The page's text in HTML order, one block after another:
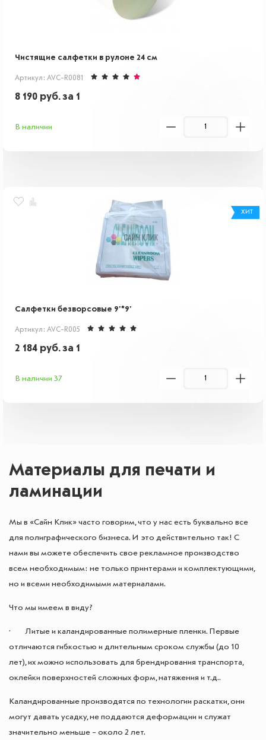
Чистящие салфетки в рулоне 24 см
Артикул: AVC-R0081
8 190 руб.за 1
В наличии
ХИТ
Салфетки безворсовые 9'*9'
Артикул: AVC-R005
2 184 руб.за 1
В наличии 37
Материалы для печати и
ламинации
Мы в «Сайн Клик» часто говорим, что у нас есть буквально все
для полиграфического бизнеса. И это действительно так! С
нами вы можете обеспечить свое рекламное производство
всем необходимым: не только принтерами и комплектующими,
но и всеми необходимыми материалами.
Что мы имеем в виду?
· Литые и каландированные полимерные пленки. Первые
отличаются гибкостью и длительным сроком службы (до 10
лет), их можно использовать для брендирования транспорта,
оклейки поверхностей сложных форм, натяжения и т.д..
Каландированные производятся по технологии раскатки, они
могут давать усадку, не поддаются деформации и служат
значительно меньше – около 2 лет.